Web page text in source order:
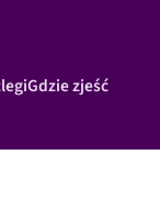
Gdzie zjeść